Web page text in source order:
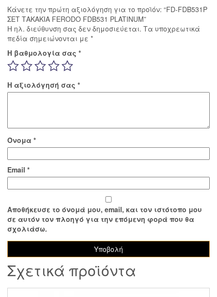
Κάνετε την πρώτη αξιολόγηση για το προϊόν: “FD-FDB531P
ΣΕΤ ΤΑΚΑΚΙΑ FERODO FDB531 PLATINUM”
Η ηλ. διεύθυνση σας δεν δημοσιεύεται. Τα υποχρεωτικά
πεδία σημειώνονται με *
Η βαθμολογία σας *
Η αξιολόγησή σας *
Όνομα *
Email *
Αποθήκευσε το όνομά μου, email, και τον ιστότοπο μου
σε αυτόν τον πλοηγό για την επόμενη φορά που θα
σχολιάσω.
Σχετικά προϊόντα